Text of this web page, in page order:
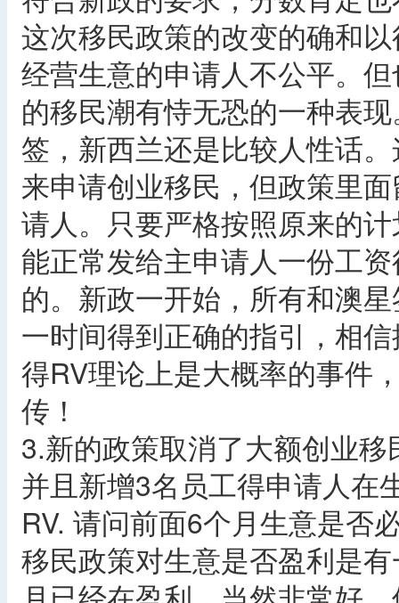
这次移民政策的改变的确和
经营生意的申请人不公平。
的移民潮有恃无恐的一种表
签，新西兰还是比较人性话
来申请创业移民，但政策里
请人。只要严格按照原来的
能正常发给主申请人一份工
的。新政一开始，所有和澳
一时间得到正确的指引，相
得RV理论上是大概率的事件
传！
3.新的政策取消了大额创业
并且新增3名员工得申请人在
RV. 请问前面6个月生意是否
移民政策对生意是否盈利是